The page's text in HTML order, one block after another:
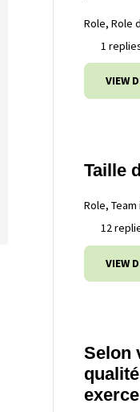
Role, Role
1
VIEW
Taille
Role, Team
12
VIEW
Selon